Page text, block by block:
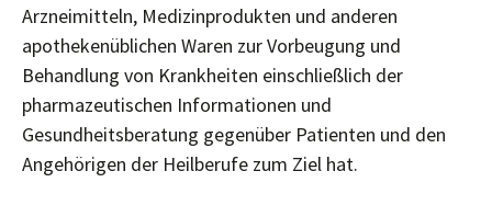
Arzneimitteln, Medizinprodukten und anderen
apothekenüblichen Waren zur Vorbeugung und
Behandlung von Krankheiten einschließlich der
pharmazeutischen Informationen und
Gesundheitsberatung gegenüber Patienten und den
Angehörigen der Heilberufe zum Ziel hat.